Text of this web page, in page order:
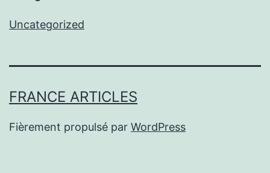
Uncategorized
FRANCE ARTICLES
Fièrement propulsé par WordPress